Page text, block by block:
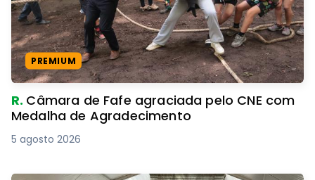
PREMIUM
R. Câmara de Fafe agraciada pelo CNE com
Medalha de Agradecimento
5 agosto 2026